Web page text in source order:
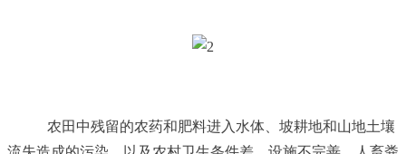
农田中残留的农药和肥料进入水体、坡耕地和山地土壤